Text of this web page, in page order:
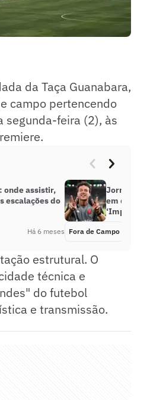
da Taça Guanabara,
campo pertencendo
segunda-feira (2), às
onde assistir,
escalações do
Há 6 meses
Jornalista
em derrota
Fora de Campo
estrutural. O
técnica e
do futebol
e transmissão.